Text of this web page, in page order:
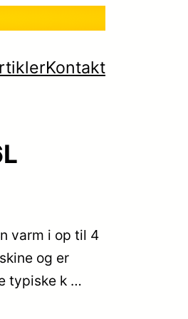
Kontakt
varm i op til 4
og er
typiske k …